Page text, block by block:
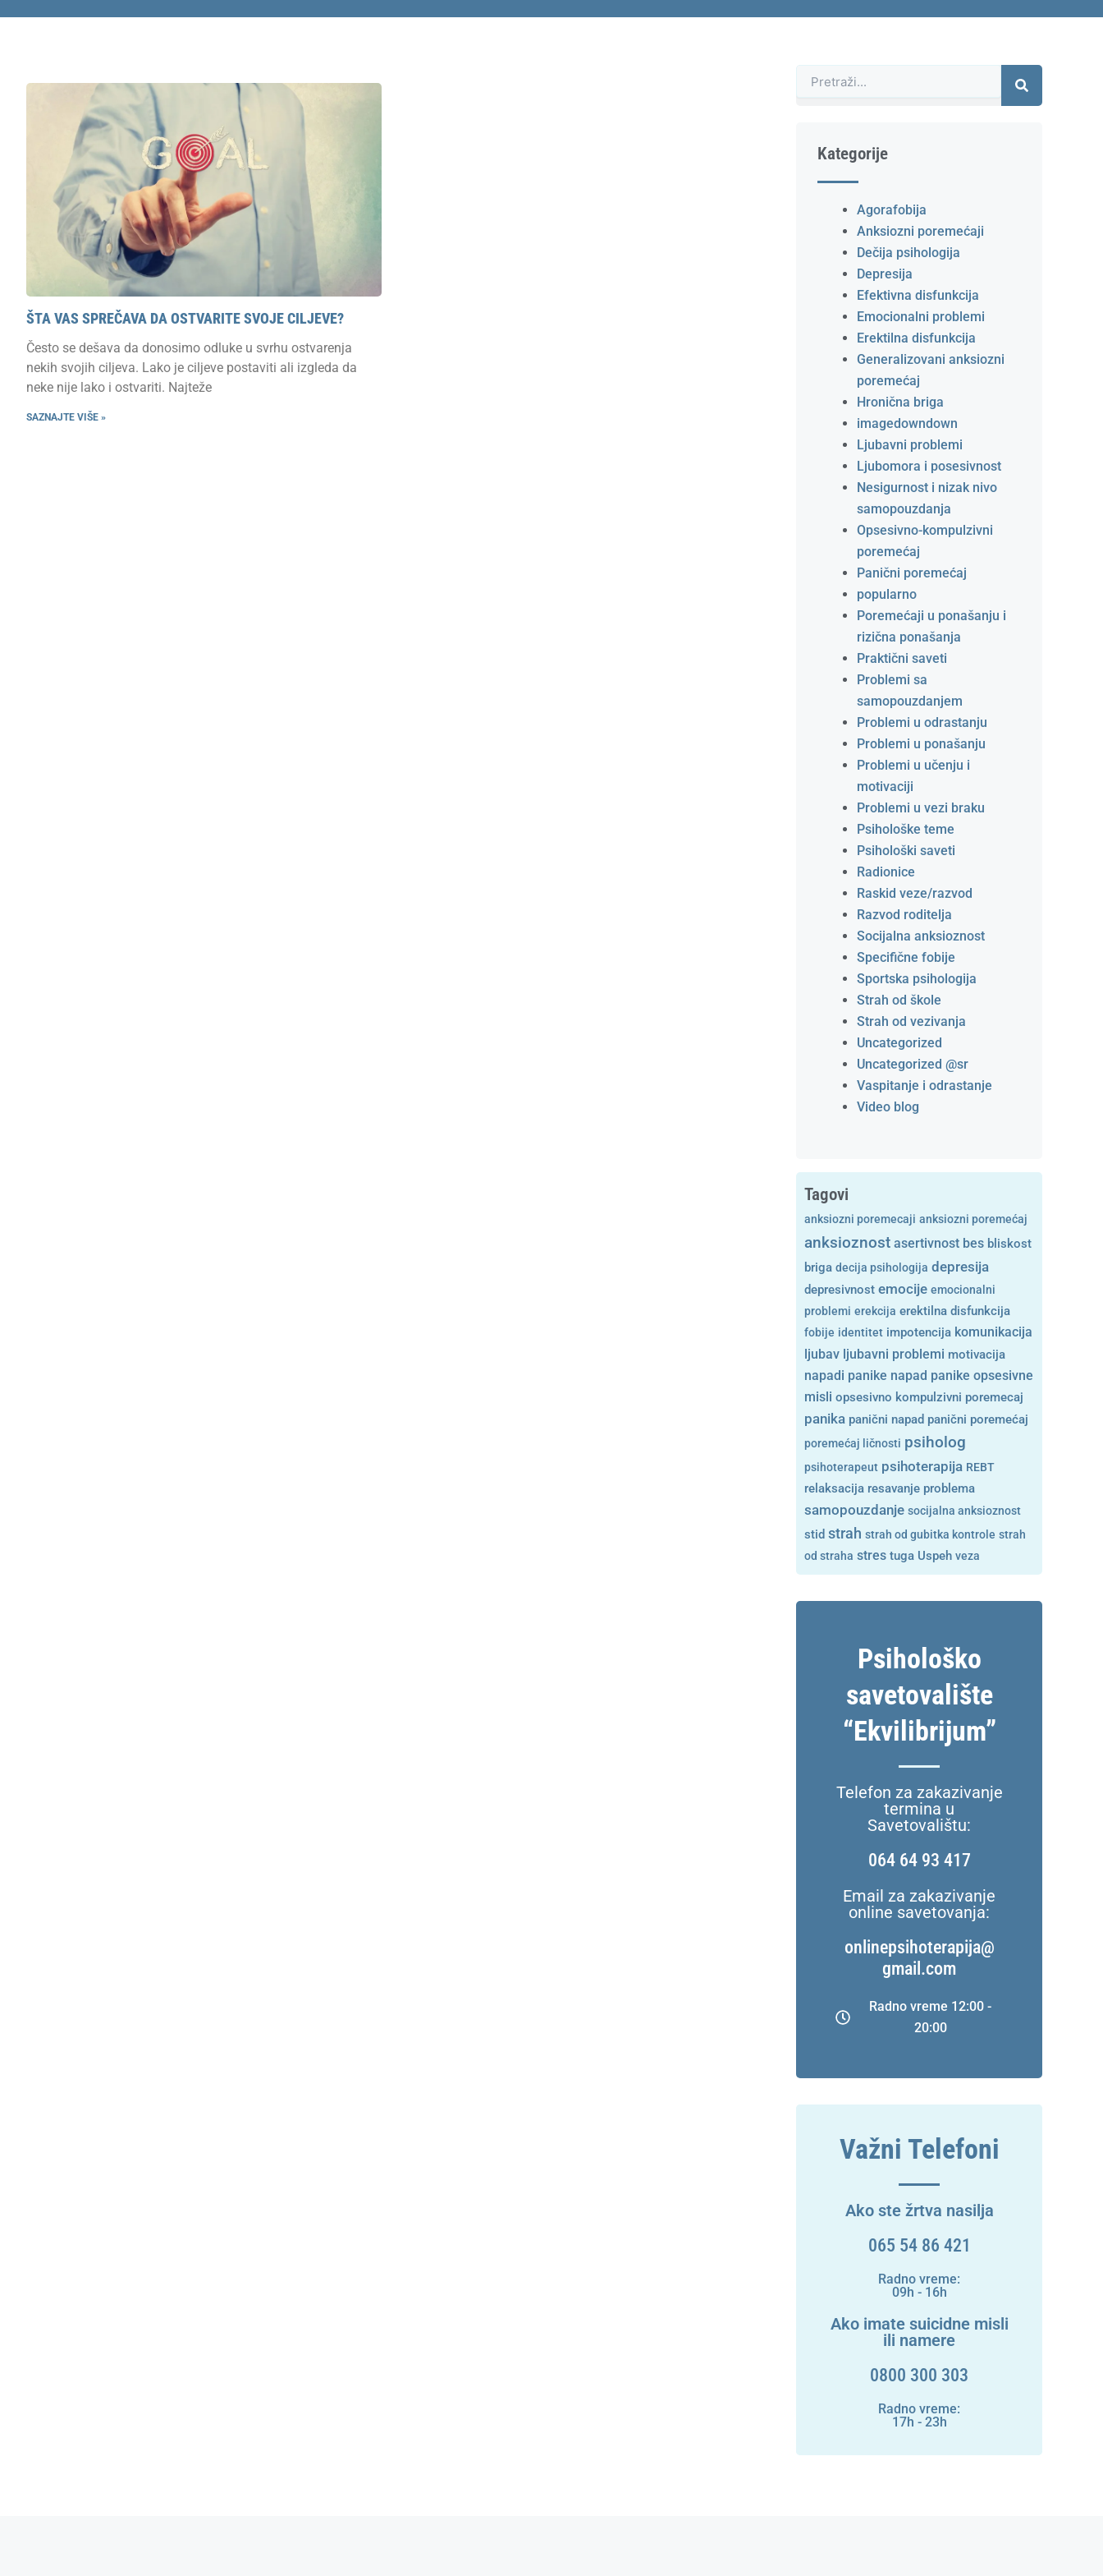
ŠTA VAS SPREČAVA DA OSTVARITE SVOJE CILJEVE?
Često se dešava da donosimo odluke u svrhu ostvarenja
nekih svojih ciljeva. Lako je ciljeve postaviti ali izgleda da
neke nije lako i ostvariti. Najteže
SAZNAJTE VIŠE »
Претрага
Kategorije
Agorafobija
Anksiozni poremećaji
Dečija psihologija
Depresija
Efektivna disfunkcija
Emocionalni problemi
Erektilna disfunkcija
Generalizovani anksiozni
poremećaj
Hronična briga
imagedowndown
Ljubavni problemi
Ljubomora i posesivnost
Nesigurnost i nizak nivo
samopouzdanja
Opsesivno-kompulzivni
poremećaj
Panični poremećaj
popularno
Poremećaji u ponašanju i
rizična ponašanja
Praktični saveti
Problemi sa
samopouzdanjem
Problemi u odrastanju
Problemi u ponašanju
Problemi u učenju i
motivaciji
Problemi u vezi braku
Psihološke teme
Psihološki saveti
Radionice
Raskid veze/razvod
Razvod roditelja
Socijalna anksioznost
Specifične fobije
Sportska psihologija
Strah od škole
Strah od vezivanja
Uncategorized
Uncategorized @sr
Vaspitanje i odrastanje
Video blog
Tagovi
anksiozni poremecaji anksiozni poremećaj
anksioznost asertivnost bes bliskost
briga decija psihologija depresija
depresivnost emocije emocionalni
problemi erekcija erektilna disfunkcija
fobije identitet impotencija komunikacija
ljubav ljubavni problemi motivacija
napadi panike napad panike opsesivne
misli opsesivno kompulzivni poremecaj
panika panični napad panični poremećaj
poremećaj ličnosti psiholog
psihoterapeut psihoterapija REBT
relaksacija resavanje problema
samopouzdanje socijalna anksioznost
stid strah strah od gubitka kontrole strah
od straha stres tuga Uspeh veza
Psihološko
savetovalište
“Ekvilibrijum”
Telefon za zakazivanje
termina u
Savetovalištu:
064 64 93 417
Email za zakazivanje
online savetovanja:
onlinepsihoterapija@
gmail.com
Radno vreme 12:00 -
20:00
Važni Telefoni
Ako ste žrtva nasilja
065 54 86 421
Radno vreme:
09h - 16h
Ako imate suicidne misli
ili namere
0800 300 303
Radno vreme:
17h - 23h